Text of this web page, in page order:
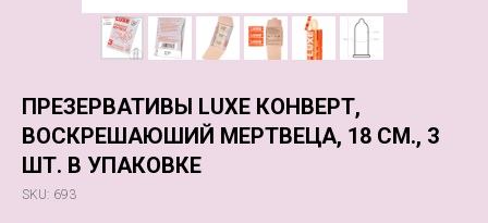
ПРЕЗЕРВАТИВЫ LUXE КОНВЕРТ,
ВОСКРЕШАЮШИЙ МЕРТВЕЦА, 18 СМ., 3
ШТ. В УПАКОВКЕ
SKU: 693